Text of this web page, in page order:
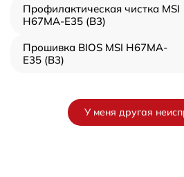
Профилактическая чистка MSI
H67MA-E35 (B3)
Прошивка BIOS MSI H67MA-
E35 (B3)
У меня другая